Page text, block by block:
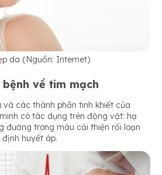
da (Nguồn: Internet)
về tim mạch
và các thành phần tinh khiết của
có tác dụng trên động vật: hạ
đường trong máu cải thiện rối loạn
huyết áp.